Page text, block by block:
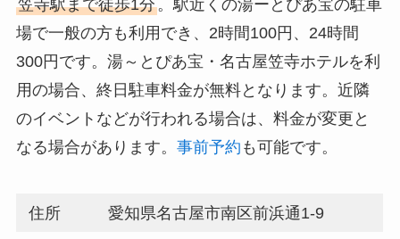
笠寺駅まで徒歩1分。駅近くの湯ーとぴあ宝の駐車
場で一般の方も利用でき、2時間100円、24時間
300円です。湯～とぴあ宝・名古屋笠寺ホテルを利
用の場合、終日駐車料金が無料となります。近隣
のイベントなどが行われる場合は、料金が変更と
なる場合があります。 事前予約 も可能です。
住所 愛知県名古屋市南区前浜通1-9